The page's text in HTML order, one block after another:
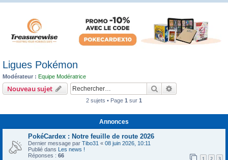
Ligues Pokémon
Modérateur : Equipe Modératrice
Nouveau sujet Rechercher
2 sujets • Page 1 sur 1
Annonces
PokéCardex : Notre feuille de route 2026
Dernier message par Tibo31 « 08 juin 2026, 10:11
Publié dans Les news !
Réponses : 66 1 2 3